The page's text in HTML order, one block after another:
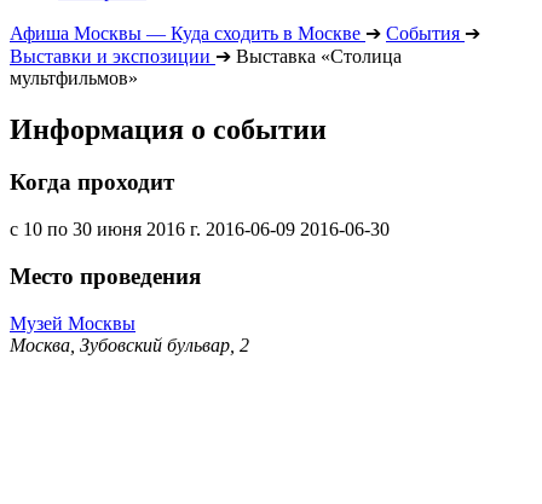
Афиша Москвы — Куда сходить в Москве ➔ События ➔
Выставки и экспозиции ➔ Выставка «Столица
мультфильмов»
Информация о событии
Когда проходит
с 10 по 30 июня 2016 г. 2016-06-09 2016-06-30
Место проведения
Музей Москвы
Москва, Зубовский бульвар, 2